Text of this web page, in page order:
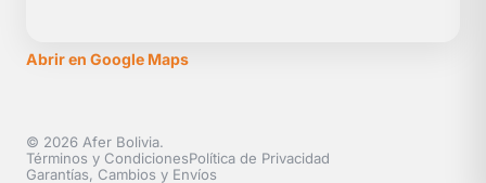
Abrir en Google Maps
© 2026 Afer Bolivia.
Términos y CondicionesPolítica de Privacidad
Garantías, Cambios y Envíos